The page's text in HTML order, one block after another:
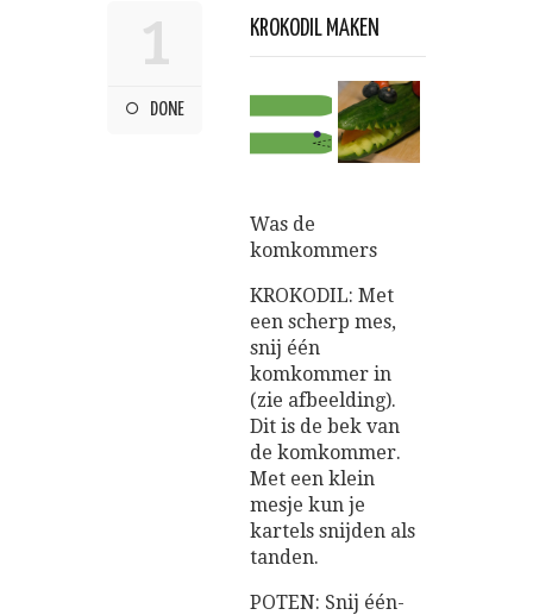
1
DONE
KROKODIL MAKEN
Was de
komkommers
KROKODIL: Met
een scherp mes,
snij één
komkommer in
(zie afbeelding).
Dit is de bek van
de komkommer.
Met een klein
mesje kun je
kartels snijden als
tanden.
POTEN: Snij één-